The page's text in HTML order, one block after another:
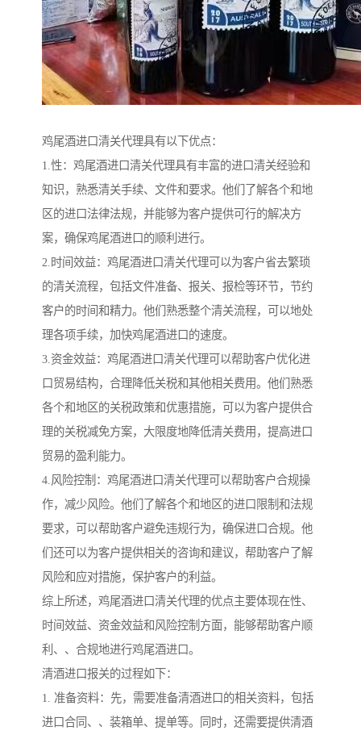
鸡尾酒进口清关代理具有以下优点：
1.性：鸡尾酒进口清关代理具有丰富的进口清关经验和
知识，熟悉清关手续、文件和要求。他们了解各个和地
区的进口法律法规，并能够为客户提供可行的解决方
案，确保鸡尾酒进口的顺利进行。
2.时间效益：鸡尾酒进口清关代理可以为客户省去繁琐
的清关流程，包括文件准备、报关、报检等环节，节约
客户的时间和精力。他们熟悉整个清关流程，可以地处
理各项手续，加快鸡尾酒进口的速度。
3.资金效益：鸡尾酒进口清关代理可以帮助客户优化进
口贸易结构，合理降低关税和其他相关费用。他们熟悉
各个和地区的关税政策和优惠措施，可以为客户提供合
理的关税减免方案，大限度地降低清关费用，提高进口
贸易的盈利能力。
4.风险控制：鸡尾酒进口清关代理可以帮助客户合规操
作，减少风险。他们了解各个和地区的进口限制和法规
要求，可以帮助客户避免违规行为，确保进口合规。他
们还可以为客户提供相关的咨询和建议，帮助客户了解
风险和应对措施，保护客户的利益。
综上所述，鸡尾酒进口清关代理的优点主要体现在性、
时间效益、资金效益和风险控制方面，能够帮助客户顺
利、、合规地进行鸡尾酒进口。
清酒进口报关的过程如下：
1. 准备资料：先，需要准备清酒进口的相关资料，包括
进口合同、、装箱单、提单等。同时，还需要提供清酒